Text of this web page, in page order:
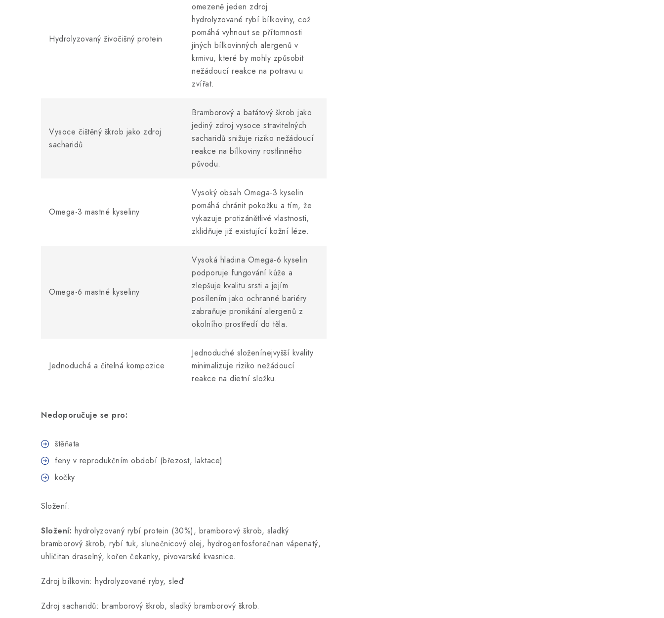
Hydrolyzovaný živočišný protein
omezeně jeden zdroj
hydrolyzované rybí bílkoviny, což
pomáhá vyhnout se přítomnosti
jiných bílkovinných alergenů v
krmivu, které by mohly způsobit
nežádoucí reakce na potravu u
zvířat.
Vysoce čištěný škrob jako zdroj
sacharidů
Bramborový a batátový škrob jako
jediný zdroj vysoce stravitelných
sacharidů snižuje riziko nežádoucí
reakce na bílkoviny rostlinného
původu.
Omega-3 mastné kyseliny
Vysoký obsah Omega-3 kyselin
pomáhá chránit pokožku a tím, že
vykazuje protizánětlivé vlastnosti,
zklidňuje již existující kožní léze.
Omega-6 mastné kyseliny
Vysoká hladina Omega-6 kyselin
podporuje fungování kůže a
zlepšuje kvalitu srsti a jejím
posílením jako ochranné bariéry
zabraňuje pronikání alergenů z
okolního prostředí do těla.
Jednoduchá a čitelná kompozice
Jednoduché složenínejvyšší kvality
minimalizuje riziko nežádoucí
reakce na dietní složku.
Nedoporučuje se pro:
štěňata
feny v reprodukčním období (březost, laktace)
kočky
Složení:
Složení: hydrolyzovaný rybí protein (30%), bramborový škrob, sladký
bramborový škrob, rybí tuk, slunečnicový olej, hydrogenfosforečnan vápenatý,
uhličitan draselný, kořen čekanky, pivovarské kvasnice.
Zdroj bílkovin: hydrolyzované ryby, sleď
Zdroj sacharidů: bramborový škrob, sladký bramborový škrob.